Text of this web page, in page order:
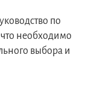
по
необходимо
выбора и